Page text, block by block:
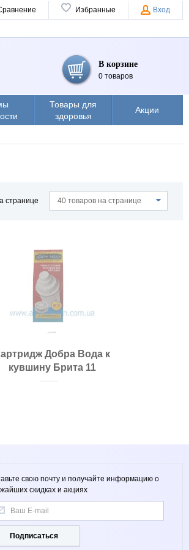
Избранные Вход
В корзине
0 товаров
Товары для
здоровья
Акции
странице 40 товаров на странице
Добра Вода к
кувшину Брита 11
свою почту и получайте информацию о
скидках и акциях
Подписаться